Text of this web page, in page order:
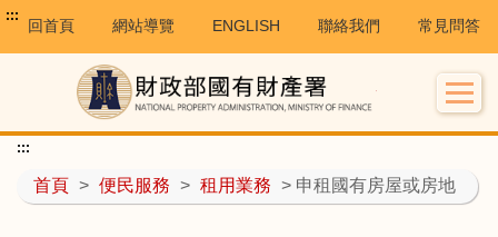
:::
回首頁 網站導覽 ENGLISH 聯絡我們 常見問答
首頁 > 便民服務 > 租用業務 > 申租國有房屋或房地
:::